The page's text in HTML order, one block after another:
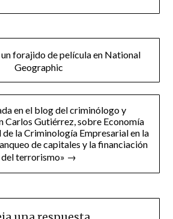
forajido de película en National
Geographic
en el blog del criminólogo y
Carlos Gutiérrez, sobre Economía
de la Criminología Empresarial en la
de capitales y la financiación
del terrorismo» →